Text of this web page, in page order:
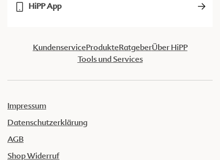
HiPP App
KundenserviceProdukteRatgeberÜber HiPP
Tools und Services
Impressum
Datenschutzerklärung
AGB
Shop Widerruf